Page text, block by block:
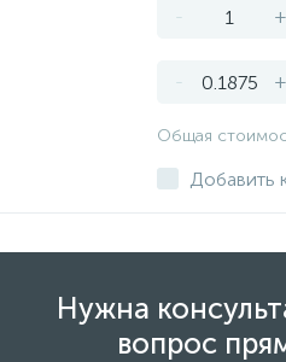
- +
- +
Общая
Добавить
Нужна
вопрос